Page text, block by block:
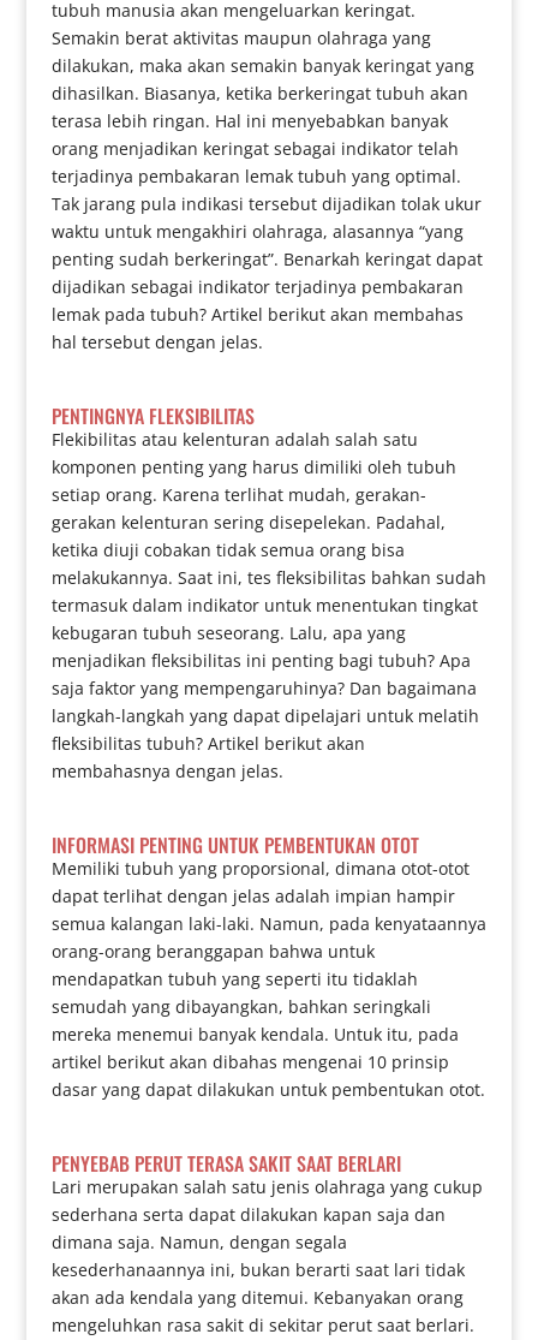
tubuh manusia akan mengeluarkan keringat.
Semakin berat aktivitas maupun olahraga yang
dilakukan, maka akan semakin banyak keringat yang
dihasilkan. Biasanya, ketika berkeringat tubuh akan
terasa lebih ringan. Hal ini menyebabkan banyak
orang menjadikan keringat sebagai indikator telah
terjadinya pembakaran lemak tubuh yang optimal.
Tak jarang pula indikasi tersebut dijadikan tolak ukur
waktu untuk mengakhiri olahraga, alasannya “yang
penting sudah berkeringat”. Benarkah keringat dapat
dijadikan sebagai indikator terjadinya pembakaran
lemak pada tubuh? Artikel berikut akan membahas
hal tersebut dengan jelas.
PENTINGNYA FLEKSIBILITAS
Flekibilitas atau kelenturan adalah salah satu
komponen penting yang harus dimiliki oleh tubuh
setiap orang. Karena terlihat mudah, gerakan-
gerakan kelenturan sering disepelekan. Padahal,
ketika diuji cobakan tidak semua orang bisa
melakukannya. Saat ini, tes fleksibilitas bahkan sudah
termasuk dalam indikator untuk menentukan tingkat
kebugaran tubuh seseorang. Lalu, apa yang
menjadikan fleksibilitas ini penting bagi tubuh? Apa
saja faktor yang mempengaruhinya? Dan bagaimana
langkah-langkah yang dapat dipelajari untuk melatih
fleksibilitas tubuh? Artikel berikut akan
membahasnya dengan jelas.
INFORMASI PENTING UNTUK PEMBENTUKAN OTOT
Memiliki tubuh yang proporsional, dimana otot-otot
dapat terlihat dengan jelas adalah impian hampir
semua kalangan laki-laki. Namun, pada kenyataannya
orang-orang beranggapan bahwa untuk
mendapatkan tubuh yang seperti itu tidaklah
semudah yang dibayangkan, bahkan seringkali
mereka menemui banyak kendala. Untuk itu, pada
artikel berikut akan dibahas mengenai 10 prinsip
dasar yang dapat dilakukan untuk pembentukan otot.
PENYEBAB PERUT TERASA SAKIT SAAT BERLARI
Lari merupakan salah satu jenis olahraga yang cukup
sederhana serta dapat dilakukan kapan saja dan
dimana saja. Namun, dengan segala
kesederhanaannya ini, bukan berarti saat lari tidak
akan ada kendala yang ditemui. Kebanyakan orang
mengeluhkan rasa sakit di sekitar perut saat berlari.